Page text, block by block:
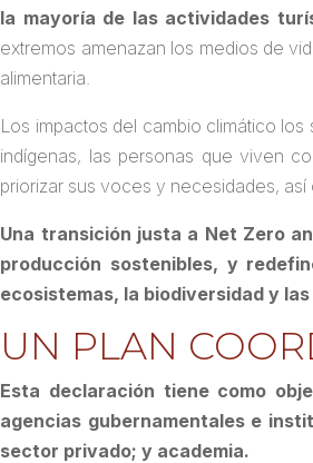
la mayoría de las actividades
extremos amenazan los medios de
alimentaria.
Los impactos del cambio climático
indígenas, las personas que viven
priorizar sus voces y necesidades,
Una transición justa a Net Zero
producción sostenibles, y
ecosistemas, la biodiversidad y
UN PLAN
Esta declaración tiene como
agencias gubernamentales e
sector privado; y academia.